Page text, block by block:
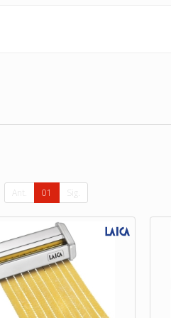
Ant. 01 Sig.